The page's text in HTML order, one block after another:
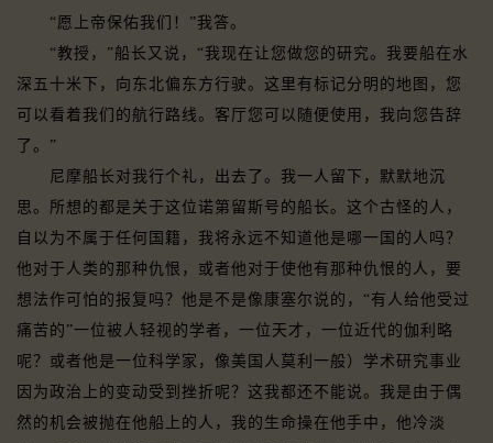
“愿上帝保佑我们！”我答。
“教授，”船长又说，“我现在让您做您的研究。我要船在水
深五十米下，向东北偏东方行驶。这里有标记分明的地图，您
可以看着我们的航行路线。客厅您可以随便使用，我向您告辞
了。”
尼摩船长对我行个礼，出去了。我一人留下，默默地沉
思。所想的都是关于这位诺第留斯号的船长。这个古怪的人，
自以为不属于任何国籍，我将永远不知道他是哪一国的人吗？
他对于人类的那种仇恨，或者他对于使他有那种仇恨的人，要
想法作可怕的报复吗？他是不是像康塞尔说的，“有人给他受过
痛苦的”一位被人轻视的学者，一位天才，一位近代的伽利略
呢？或者他是一位科学家，像美国人莫利一般）学术研究事业
因为政治上的变动受到挫折呢？这我都还不能说。我是由于偶
然的机会被抛在他船上的人，我的生命操在他手中，他冷淡